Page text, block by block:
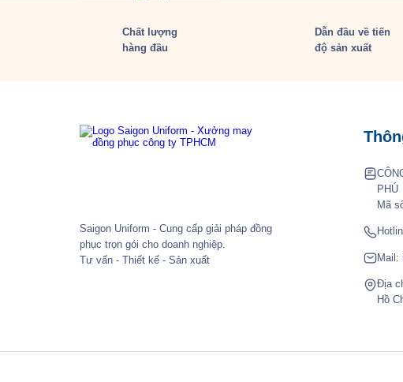
Chất lượng
hàng đầu
Dẫn đầu về tiến
độ sản xuất
Saigon Uniform - Cung cấp giải pháp đồng
phục trọn gói cho doanh nghiệp.
Tư vấn - Thiết kế - Sản xuất
PHÚ
Mã
Mail:
Địa
Hồ